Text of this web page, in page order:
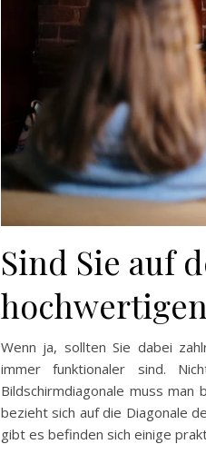
Sind Sie auf
Wenn ja, sollten Sie dabei
immer funktionaler sind.
Bildschirmdiagonale muss
bezieht sich auf die Diagonale
gibt es befinden sich einige